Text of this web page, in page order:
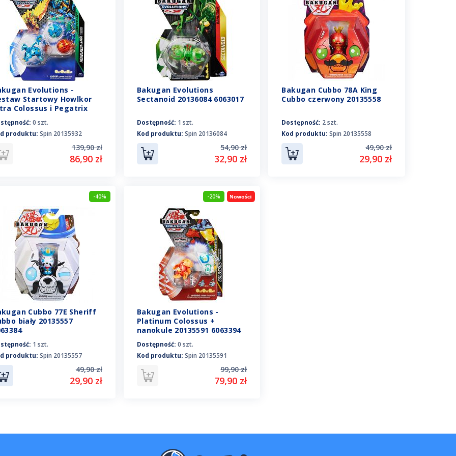
Evolutions -
Startowy Howlkor
Colossus i Pegatrix
6063601
0 szt.
produktu: Spin 20135932
139,90 zł
86,90 zł
Bakugan Evolutions
Sectanoid 20136084 6063017
Dostępność: 1 szt.
Kod produktu: Spin 20136084
54,90 zł
32,90 zł
Bakugan Cubbo 78A King
Cubbo czerwony 20135558
Dostępność: 2 szt.
Kod produktu: Spin 20135558
49,90 zł
29,90 zł
-40%
Cubbo 77E Sheriff
biały 20135557
1 szt.
produktu: Spin 20135557
49,90 zł
29,90 zł
-20%
Bakugan Evolutions -
Platinum Colossus +
nanokule 20135591 6063394
Dostępność: 0 szt.
Kod produktu: Spin 20135591
99,90 zł
79,90 zł